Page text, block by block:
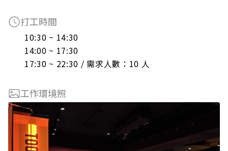
打工時間
10:30 ~ 14:30
14:00 ~ 17:30
17:30 ~ 22:30 / 需求人數：10 人
工作環境照